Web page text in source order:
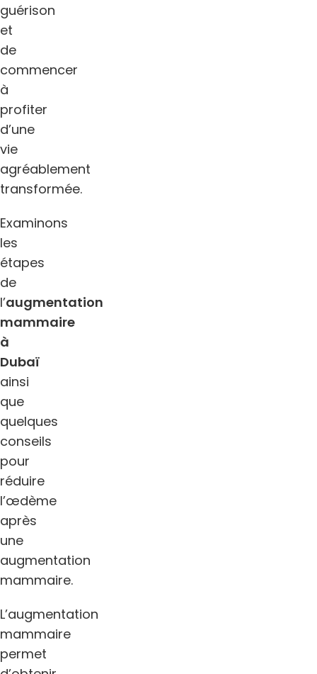
guérison
et
de
commencer
à
profiter
d’une
vie
agréablement
transformée.
Examinons
les
étapes
de
l’augmentation
mammaire
à
Dubaï
ainsi
que
quelques
conseils
pour
réduire
l’œdème
après
une
augmentation
mammaire.
L’augmentation
mammaire
permet